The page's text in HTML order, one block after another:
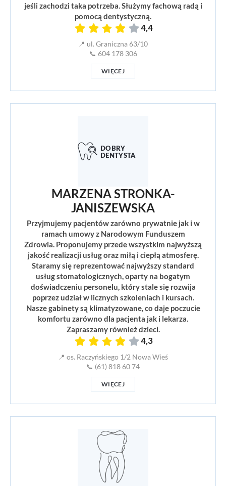
jeśli zachodzi taka potrzeba. Służymy fachową radą i
pomocą dentystyczną.
4,4
📍 ul. Graniczna 63/10
📞 604 178 306
WIĘCEJ
MARZENA STRONKA-
JANISZEWSKA
Przyjmujemy pacjentów zarówno prywatnie jak i w
ramach umowy z Narodowym Funduszem
Zdrowia. Proponujemy przede wszystkim najwyższą
jakość realizacji usług oraz miłą i ciepłą atmosferę.
Staramy się reprezentować najwyższy standard
usług stomatologicznych, oparty na bogatym
doświadczeniu personelu, który stale się rozwija
poprzez udział w licznych szkoleniach i kursach.
Nasze gabinety są klimatyzowane, co daje poczucie
komfortu zarówno dla pacjenta jak i lekarza.
Zapraszamy również dzieci.
4,3
📍 os. Raczyńskiego 1/2 Nowa Wieś
📞 (61) 818 60 74
WIĘCEJ